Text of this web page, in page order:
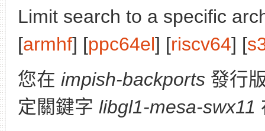
Limit search to a specific
[armhf] [ppc64el] [riscv64] [
您在 impish-backports 發行
定關鍵字 libgl1-mesa-swx11